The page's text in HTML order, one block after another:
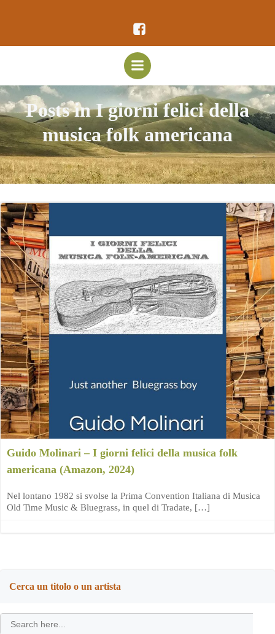
al
contenuto
Posts in I giorni felici della
musica folk americana
Guido Molinari – I giorni felici della musica folk
americana (Amazon, 2024)
Nel lontano 1982 si svolse la Prima Convention Italiana di Musica
Old Time Music & Bluegrass, in quel di Tradate, […]
Cerca un titolo o un artista
Search
for: